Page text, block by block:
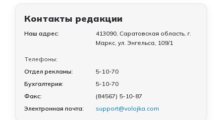
Контакты редакции
Наш адрес:
413090, Саратовская область, г.
Маркс, ул. Энгельса, 109/1
Телефоны:
Отдел рекламы:
5-10-70
Бухгалтерия:
5-10-70
Факс:
(84567) 5-10-87
Электронная почта:
support@volojka.com